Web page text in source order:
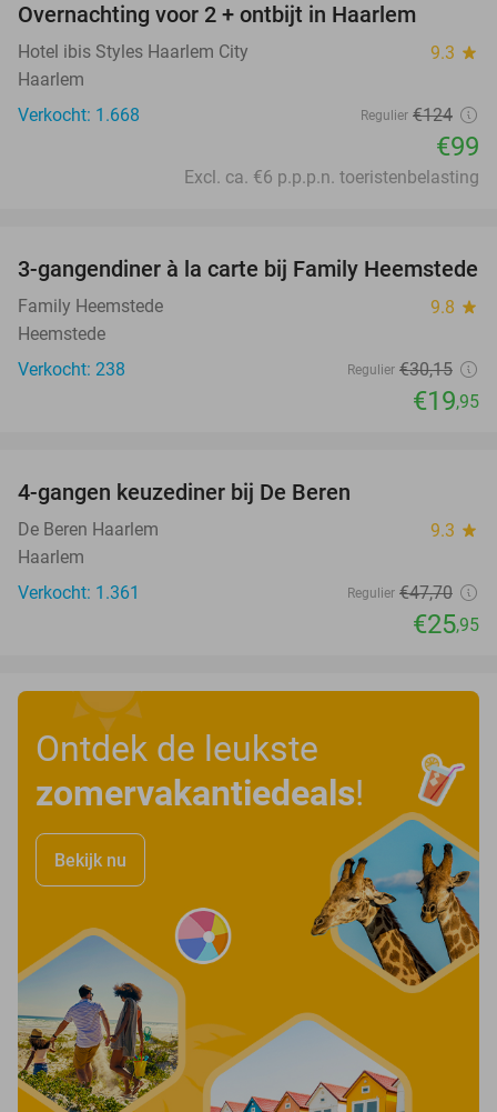
Overnachting voor 2 + ontbijt in Haarlem
Hotel ibis Styles Haarlem City 9.3 star
Haarlem
Verkocht: 1.668
Regulier €124
€99
Excl. ca. €6 p.p.p.n. toeristenbelasting
34%
3-gangendiner à la carte bij Family Heemstede
Family Heemstede 9.8 star
Heemstede
Verkocht: 238
Regulier €30,15
€19,95
4-gangen keuzediner bij De Beren
De Beren Haarlem 9.3 star
Haarlem
Verkocht: 1.361
Regulier €47,70
€25,95
Ontdek de leukste
zomervakantiedeals!
Bekijk nu